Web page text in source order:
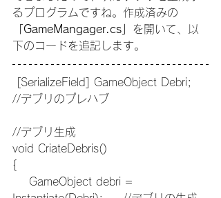
るプログラムですね。作成済みの
「GameMangager.cs」 を開いて、以
下のコードを追記します。
//デブリのプレハブ
//デブリ生成
void CriateDebris()
{